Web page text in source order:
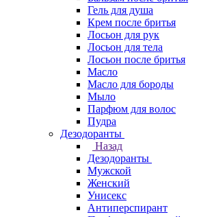
Гель для душа
Крем после бритья
Лосьон для рук
Лосьон для тела
Лосьон после бритья
Масло
Масло для бороды
Мыло
Парфюм для волос
Пудра
Дезодоранты
Назад
Дезодоранты
Мужской
Женский
Унисекс
Антиперспирант